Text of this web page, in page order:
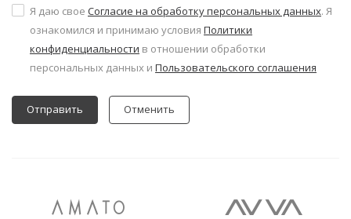
Я даю свое Согласие на обработку персональных данных. Я
ознакомился и принимаю условия Политики
конфиденциальности в отношении обработки
персональных данных и Пользовательского соглашения
Отменить